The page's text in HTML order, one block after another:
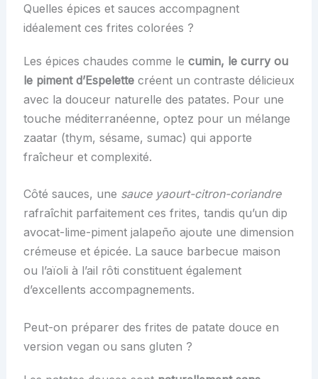
Quelles épices et sauces accompagnent
idéalement ces frites colorées ?
Les épices chaudes comme le cumin, le curry ou
le piment d’Espelettecréent un contraste délicieux
avec la douceur naturelle des patates. Pour une
touche méditerranéenne, optez pour un mélange
zaatar (thym, sésame, sumac) qui apporte
fraîcheur et complexité.
Côté sauces, une sauce yaourt-citron-coriandre
rafraîchit parfaitement ces frites, tandis qu’un dip
avocat-lime-piment jalapeño ajoute une dimension
crémeuse et épicée. La sauce barbecue maison
ou l’aïoli à l’ail rôti constituent également
d’excellents accompagnements.
Peut-on préparer des frites de patate douce en
version vegan ou sans gluten ?